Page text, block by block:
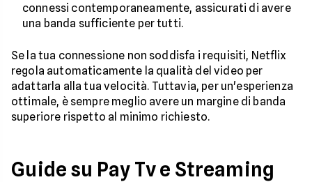
connessi contemporaneamente, assicurati di avere
una banda sufficiente per tutti.
Se la tua connessione non soddisfa i requisiti, Netflix
regola automaticamente la qualità del video per
adattarla alla tua velocità. Tuttavia, per un'esperienza
ottimale, è sempre meglio avere un margine di banda
superiore rispetto al minimo richiesto.
Guide su Pay Tv e Streaming